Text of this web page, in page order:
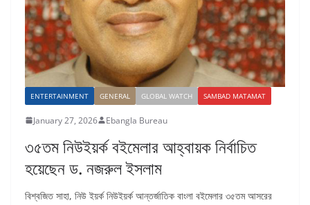
ENTERTAINMENT GENERAL GLOBAL WATCH SAMBAD MATAMAT
January 27, 2026 Ebangla Bureau
৩৫তম নিউইয়র্ক বইমেলার আহ্বায়ক নির্বাচিত
হয়েছেন ড. নজরুল ইসলাম
বিশ্বজিত সাহা, নিউ ইয়র্ক নিউইয়র্ক আন্তর্জাতিক বাংলা বইমেলার ৩৫তম আসরের